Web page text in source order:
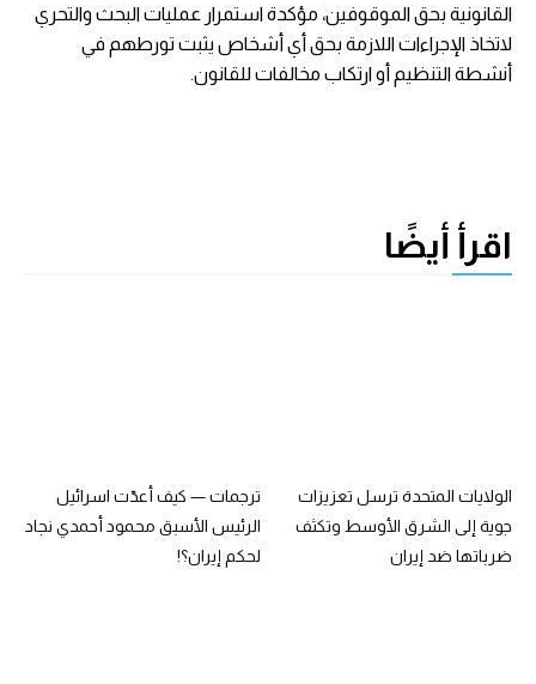
القانونية بحق الموقوفين، مؤكدة استمرار عمليات البحث والتحري
لاتخاذ الإجراءات اللازمة بحق أي أشخاص يثبت تورطهم في
أنشطة التنظيم أو ارتكاب مخالفات للقانون.
اقرأ أيضًا
الولايات المتحدة ترسل تعزيزات
جوية إلى الشرق الأوسط وتكثف
ضرباتها ضد إيران
ترجمات — ‏كيف أعدّت اسرائيل
الرئيس الأسبق محمود أحمدي نجاد
لحكم ‎إيران؟!